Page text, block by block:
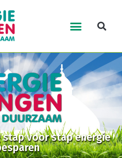
stap voor stap energie